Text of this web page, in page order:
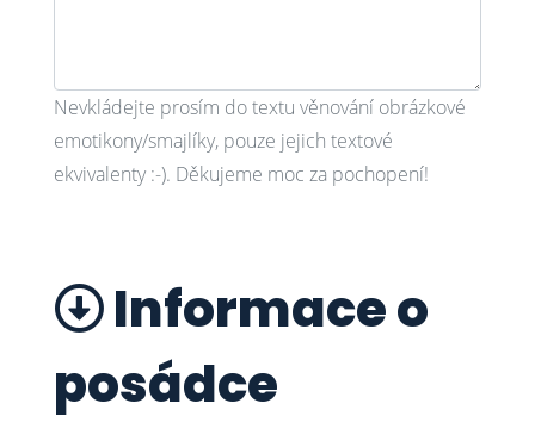
Nevkládejte prosím do textu věnování obrázkové
emotikony/smajlíky, pouze jejich textové
ekvivalenty :-). Děkujeme moc za pochopení!
Informace o
posádce